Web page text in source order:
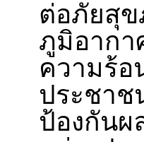
ต่อภัยสุข
ภูมิอากา
ความร้อ
ประชาช
ป้องกันผ